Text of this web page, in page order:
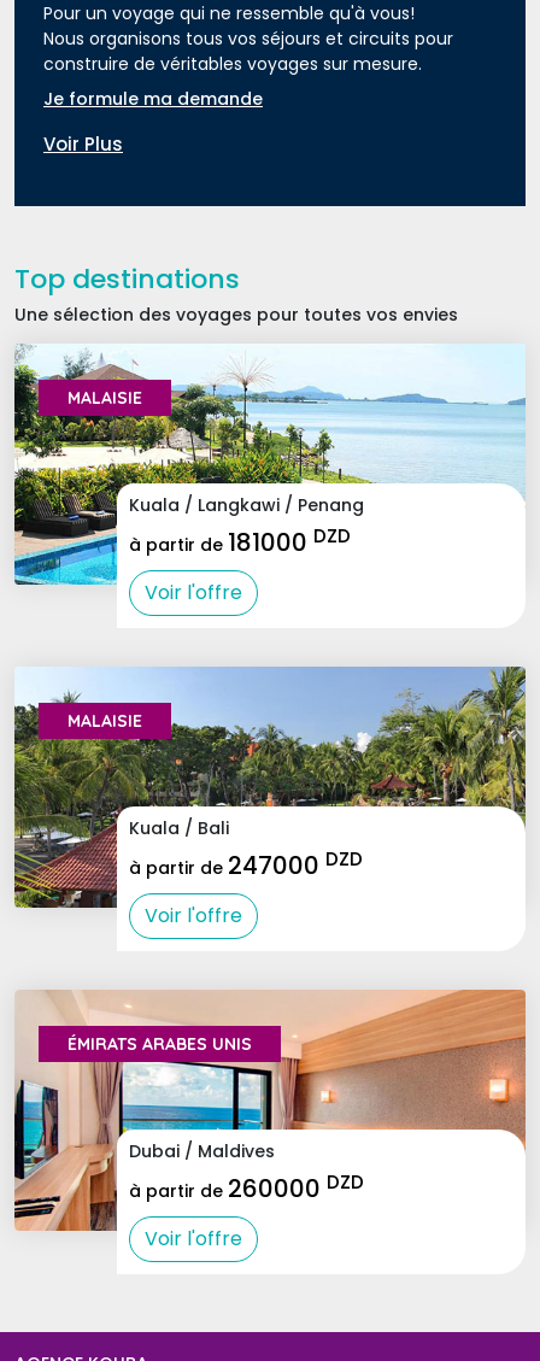
Pour un voyage qui ne ressemble qu'à vous!
Nous organisons tous vos séjours et circuits pour
construire de véritables voyages sur mesure.
Je formule ma demande
Voir Plus
Top destinations
Une sélection des voyages pour toutes vos envies
MALAISIE
Kuala / Langkawi / Penang
à partir de 181000 DZD
Voir l'offre
MALAISIE
Kuala / Bali
à partir de 247000 DZD
Voir l'offre
ÉMIRATS ARABES UNIS
Dubai / Maldives
à partir de 260000 DZD
Voir l'offre